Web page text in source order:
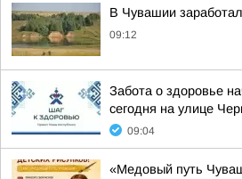
В Чувашии заработал
09:12
Забота о здоровье
сегодня на улице
09:04
«Медовый путь